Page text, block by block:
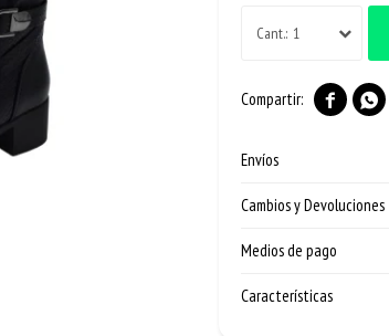
1
 
Envíos
Cambios y Devoluciones
Medios de pago
Características